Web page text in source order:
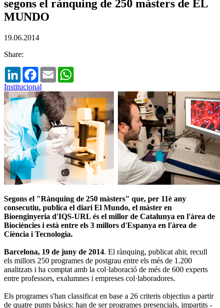
segons el rànquing de 250 màsters de EL
MUNDO
19.06.2014
Share:
LinkedInFacebook
Email
Institucional
Segons el "Rànquing de 250 màsters" que, per 11è any
consecutiu, publica el diari El Mundo, el màster en
Bioenginyeria d'IQS-URL és el millor de Catalunya en l'àrea de
Biociències i està entre els 3 millors d'Espanya en l'àrea de
Ciència i Tecnologia.
Barcelona, 19 de juny de 2014. El rànquing, publicat ahir, recull
els millors 250 programes de postgrau entre els més de 1.200
analitzats i ha comptat amb la col·laboració de més de 600 experts
entre professors, exalumnes i empreses col·laboradores.
Els programes s'han classificat en base a 26 criteris objectius a partir
de quatre punts bàsics: han de ser programes presencials, impartits -